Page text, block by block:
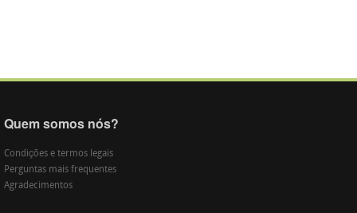
Quem somos nós?
Condições e termos legais
Perguntas mais frequentes
Agradecimentos